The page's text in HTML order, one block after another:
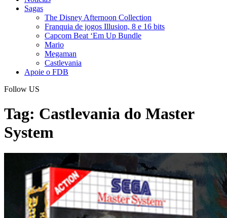
Sagas
The Disney Afternoon Collection
Franquia de jogos Illusion, 8 e 16 bits
Capcom Beat ‘Em Up Bundle
Mario
Megaman
Castlevania
Apoie o FDB
Follow US
Tag: Castlevania do Master
System